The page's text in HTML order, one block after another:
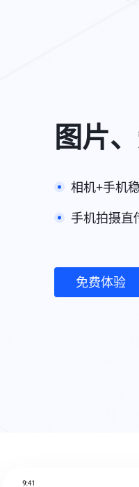
图片
相机+手机
手机拍摄直
免费体验